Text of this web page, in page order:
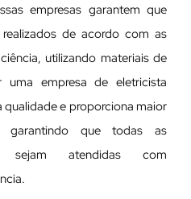
empresas garantem que
de acordo com as
utilizando materiais de
empresa de eletricista
e proporciona maior
garantindo que todas as
sejam atendidas com